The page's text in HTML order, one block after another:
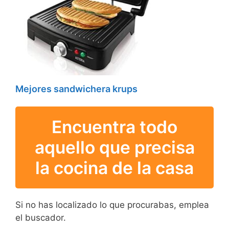
Mejores sandwichera krups
Encuentra todo
aquello que precisa
la cocina de la casa
Si no has localizado lo que procurabas, emplea
el buscador.